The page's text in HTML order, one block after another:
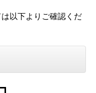
以下よりご確認くだ